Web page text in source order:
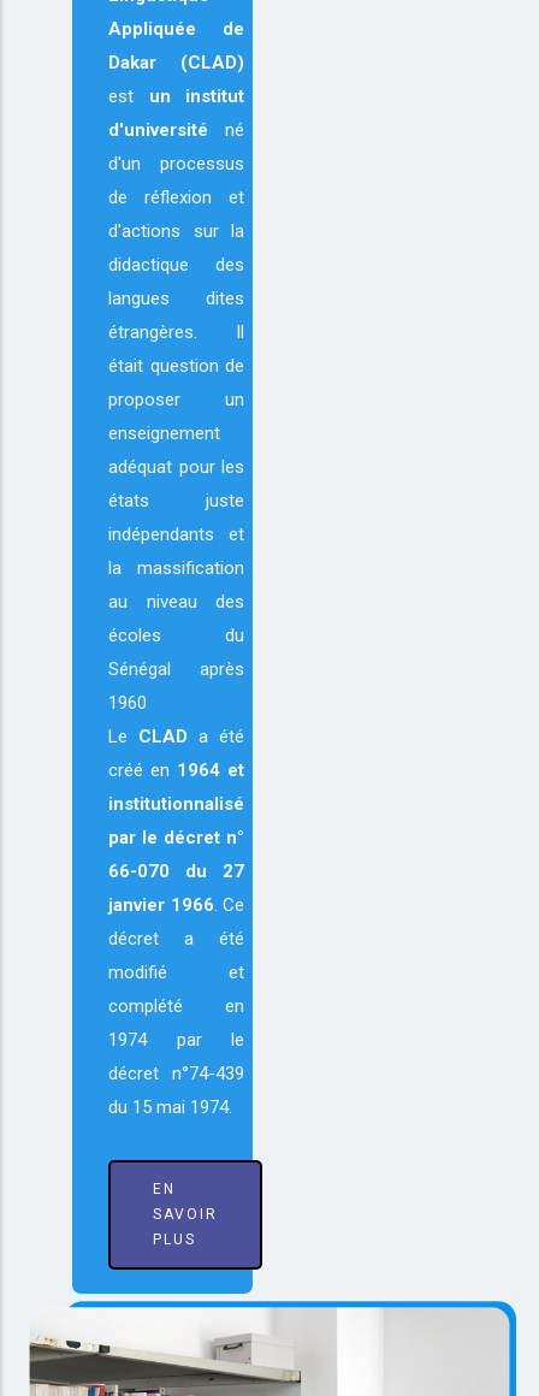
Appliquée de
Dakar (CLAD)
est un institut
d'université né
d'un processus
de réflexion et
d'actions sur la
didactique des
langues dites
étrangères. Il
était question de
proposer un
enseignement
adéquat pour les
états juste
indépendants et
la massification
au niveau des
écoles du
Sénégal après
1960
Le CLAD a été
créé en 1964 et
institutionnalisé
par le décret n°
66-070 du 27
janvier 1966. Ce
décret a été
modifié et
complété en
1974 par le
décret n°74-439
du 15 mai 1974.
EN
SAVOIR
PLUS